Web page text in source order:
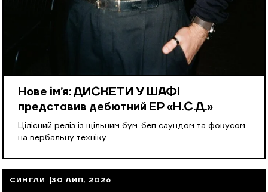
Нове ім’я: ДИСКЕТИ У ШАФІ
представив дебютний EP «Н.С.Д.»
Цілісний реліз із щільним бум-беп саундом та фокусом
на вербальну техніку.
СИНГЛИ 30 ЛИП, 2026